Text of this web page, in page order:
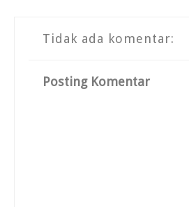
Tidak ada komentar:
Posting Komentar